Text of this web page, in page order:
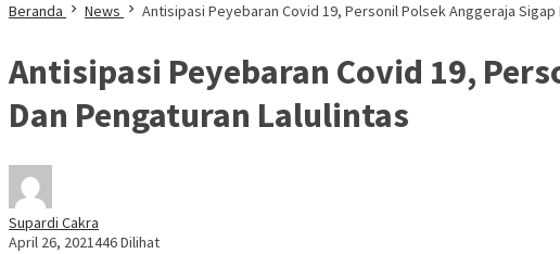
Beranda News Antisipasi Peyebaran Covid 19, Personil Polsek Anggeraja
Antisipasi Peyebaran Covid 19,
Dan Pengaturan Lalulintas
Supardi Cakra
April 26, 2021446 Dilihat